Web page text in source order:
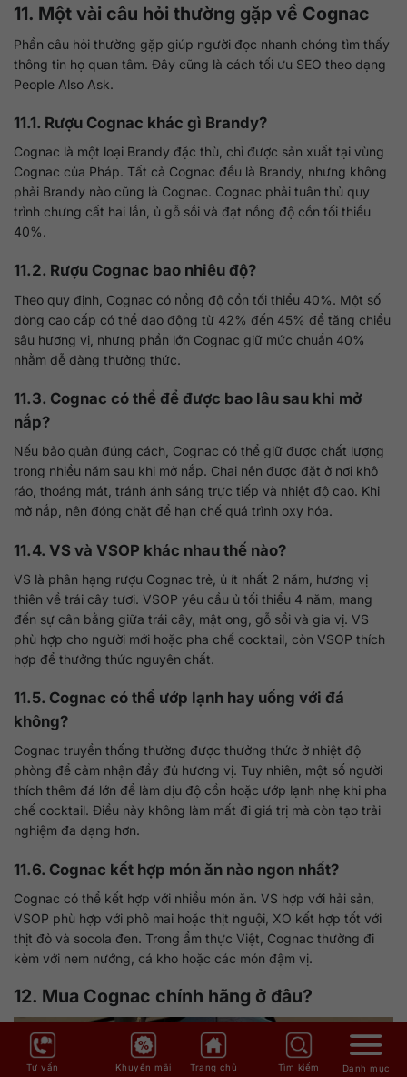
11. Một vài câu hỏi thường gặp về Cognac
Phần câu hỏi thường gặp giúp người đọc nhanh chóng tìm thấy
thông tin họ quan tâm. Đây cũng là cách tối ưu SEO theo dạng
People Also Ask.
11.1. Rượu Cognac khác gì Brandy?
Cognac là một loại Brandy đặc thù, chỉ được sản xuất tại vùng
Cognac của Pháp. Tất cả Cognac đều là Brandy, nhưng không
phải Brandy nào cũng là Cognac. Cognac phải tuân thủ quy
trình chưng cất hai lần, ủ gỗ sồi và đạt nồng độ cồn tối thiểu
40%.
11.2. Rượu Cognac bao nhiêu độ?
Theo quy định, Cognac có nồng độ cồn tối thiểu 40%. Một số
dòng cao cấp có thể dao động từ 42% đến 45% để tăng chiều
sâu hương vị, nhưng phần lớn Cognac giữ mức chuẩn 40%
nhằm dễ dàng thưởng thức.
11.3. Cognac có thể để được bao lâu sau khi mở
nắp?
Nếu bảo quản đúng cách, Cognac có thể giữ được chất lượng
trong nhiều năm sau khi mở nắp. Chai nên được đặt ở nơi khô
ráo, thoáng mát, tránh ánh sáng trực tiếp và nhiệt độ cao. Khi
mở nắp, nên đóng chặt để hạn chế quá trình oxy hóa.
11.4. VS và VSOP khác nhau thế nào?
VS là phân hạng rượu Cognac trẻ, ủ ít nhất 2 năm, hương vị
thiên về trái cây tươi. VSOP yêu cầu ủ tối thiểu 4 năm, mang
đến sự cân bằng giữa trái cây, mật ong, gỗ sồi và gia vị. VS
phù hợp cho người mới hoặc pha chế cocktail, còn VSOP thích
hợp để thưởng thức nguyên chất.
11.5. Cognac có thể ướp lạnh hay uống với đá
không?
Cognac truyền thống thường được thưởng thức ở nhiệt độ
phòng để cảm nhận đầy đủ hương vị. Tuy nhiên, một số người
thích thêm đá lớn để làm dịu độ cồn hoặc ướp lạnh nhẹ khi pha
chế cocktail. Điều này không làm mất đi giá trị mà còn tạo trải
nghiệm đa dạng hơn.
11.6. Cognac kết hợp món ăn nào ngon nhất?
Cognac có thể kết hợp với nhiều món ăn. VS hợp với hải sản,
VSOP phù hợp với phô mai hoặc thịt nguội, XO kết hợp tốt với
thịt đỏ và socola đen. Trong ẩm thực Việt, Cognac thường đi
kèm với nem nướng, cá kho hoặc các món đậm vị.
12. Mua Cognac chính hãng ở đâu?
Tư vấn Khuyến mãi Trang chủ Tìm kiếm Danh mục